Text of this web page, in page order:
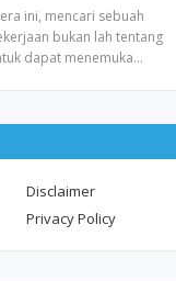
ini, mencari sebuah
bukan lah tentang
dapat menemuka…
Disclaimer
Privacy Policy